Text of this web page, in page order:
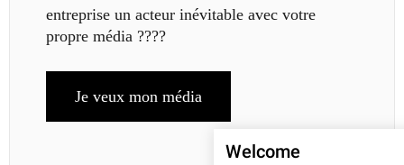
entreprise un acteur inévitable avec votre
propre média ????
Je veux mon média
Welcome